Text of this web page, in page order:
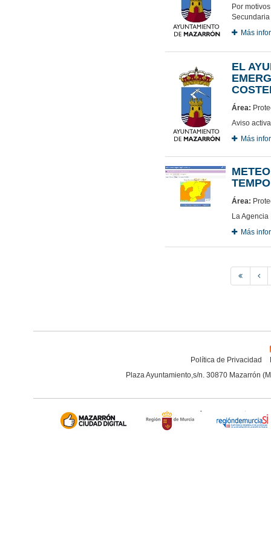
Por
Más
EL
Área:
Aviso
Más
Área:
La
Más
Política de Privacidad
Plaza Ayuntamiento,s/n. 30870 Mazarrón